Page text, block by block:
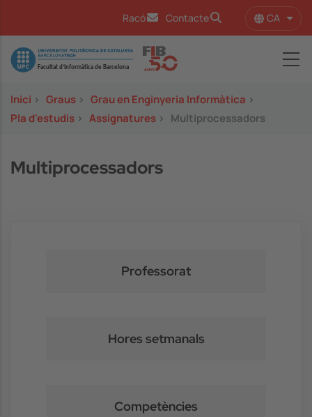
Racó Contacte CA
Image
Inici > Graus > Grau en Enginyeria Informàtica >
Pla d'estudis > Assignatures > Multiprocessadors
Multiprocessadors
Professorat
Hores setmanals
Competències